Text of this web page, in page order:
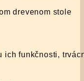
ich funkčnosti,